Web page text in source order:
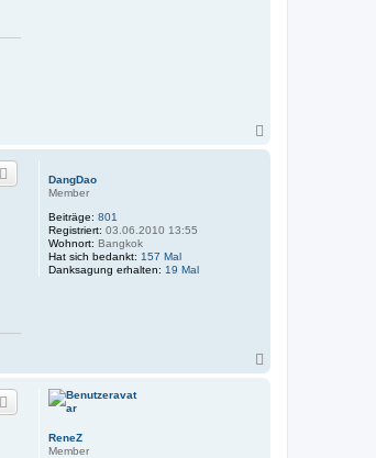
DangDao
Member
Beiträge: 801
Registriert: 03.06.2010 13:55
Wohnort: Bangkok
Hat sich bedankt: 157 Mal
Danksagung erhalten: 19 Mal
ReneZ
Member